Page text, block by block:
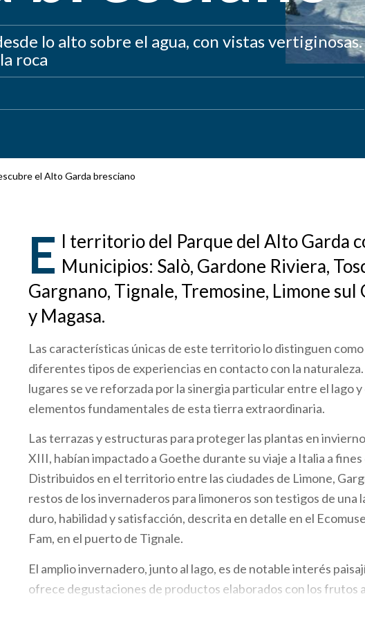
lo alto sobre el agua, con vistas vertiginosas.
roca
el Alto Garda bresciano
E l territorio del Parque del Alto Garda
Municipios: Salò, Gardone Riviera,
Gargnano, Tignale, Tremosine, Limone sul
y Magasa.
Las características únicas de este territorio lo distinguen
diferentes tipos de experiencias en contacto con la naturaleza.
lugares se ve reforzada por la sinergia particular entre el lago
elementos fundamentales de esta tierra extraordinaria.
Las terrazas y estructuras para proteger las plantas en
XIII, habían impactado a Goethe durante su viaje a Italia a
Distribuidos en el territorio entre las ciudades de Limone,
restos de los invernaderos para limoneros son testigos de una
duro, habilidad y satisfacción, descrita en detalle en el
Fam, en el puerto de Tignale.
El amplio invernadero, junto al lago, es de notable interés
ofrece degustaciones de productos elaborados con los frutos